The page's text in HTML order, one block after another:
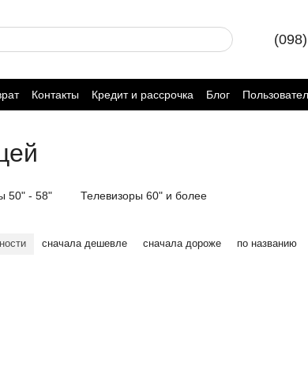
Контакты Кредит и рассрочка Блог
50" - 58" Телевизоры 60" и более
сначала дешевле сначала дороже по названию